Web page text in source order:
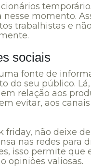
momento.
trabalhistas e
sociais
fonte de
do seu público.
relação aos
evitar, aos
friday, não deixe
nas redes para
isso permite que
opiniões valiosas.